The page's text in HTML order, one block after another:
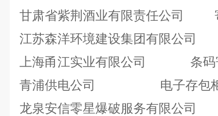
甘肃省紫荆酒业有限责任公司
江苏森洋环境建设集团有限公
上海甬江实业有限公司 条码
青浦供电公司 电子存包
龙泉安信零星爆破服务有限公